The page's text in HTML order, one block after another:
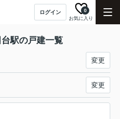
ログイン
お気に入り
0
駅の戸建一覧
変更
変更